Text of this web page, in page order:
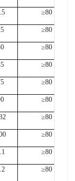
≥80
≥80
≥80
≥80
≥80
≥80
≥80
≥80
≥80
≥80